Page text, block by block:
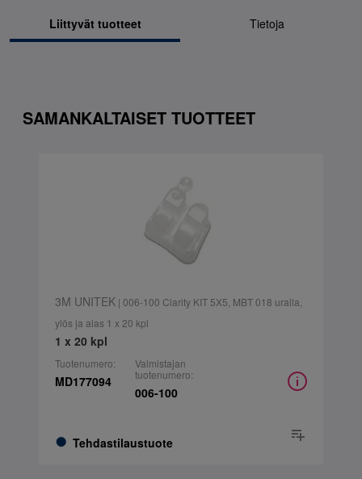
Liittyvät tuotteet Tietoja
SAMANKALTAISET TUOTTEET
3M UNITEK| 006-100 Clarity KIT 5X5, MBT 018 uralla,
ylös ja alas 1 x 20 kpl
1 x 20 kpl
Tuotenumero:
MD177094
Tehdastilaustuote
Valmistajan
tuotenumero:
006-100